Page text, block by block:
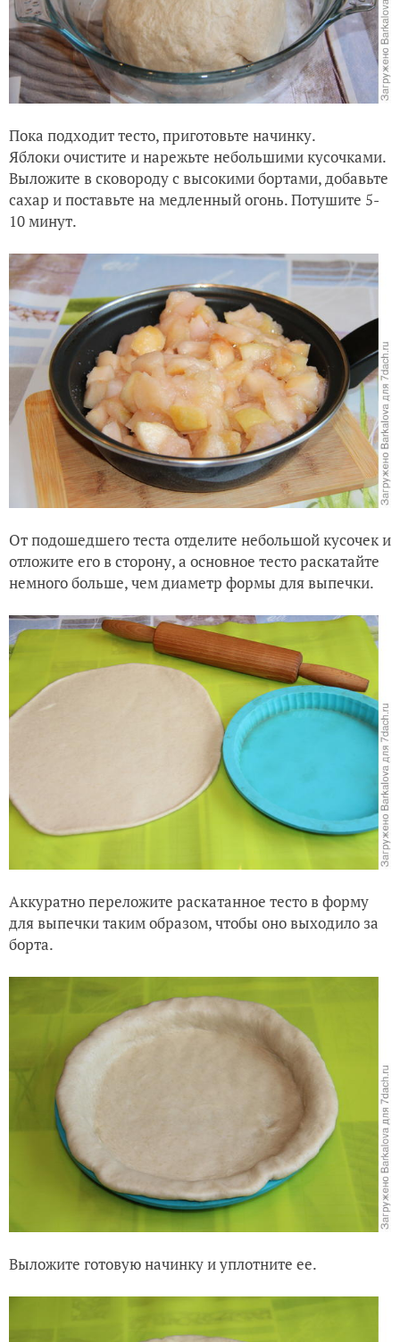
Пока подходит тесто, приготовьте начинку.
Яблоки очистите и нарежьте небольшими кусочками.
Выложите в сковороду с высокими бортами, добавьте
сахар и поставьте на медленный огонь. Потушите 5-
10 минут.
От подошедшего теста отделите небольшой кусочек и
отложите его в сторону, а основное тесто раскатайте
немного больше, чем диаметр формы для выпечки.
Аккуратно переложите раскатанное тесто в форму
для выпечки таким образом, чтобы оно выходило за
борта.
Выложите готовую начинку и уплотните ее.